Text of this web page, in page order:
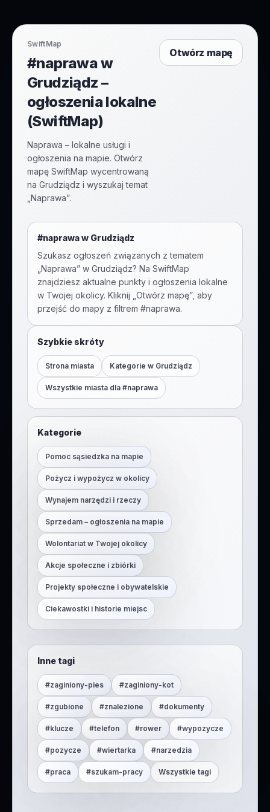
SwiftMap
#naprawa w
Grudziądz –
ogłoszenia lokalne
(SwiftMap)
Naprawa – lokalne usługi i
ogłoszenia na mapie. Otwórz
mapę SwiftMap wycentrowaną
na Grudziądz i wyszukaj temat
„Naprawa”.
Otwórz mapę
#naprawaw Grudziądz
Szukasz ogłoszeń związanych z tematem
Naprawa” w Grudziądz? Na SwiftMap
znajdziesz aktualne punkty i ogłoszenia lokalne
w Twojej okolicy. Kliknij „Otwórz mapę”, aby
przejść do mapy z filtrem #naprawa.
Szybkie skróty
Strona miasta Kategorie w Grudziądz
Wszystkie miasta dla #naprawa
Kategorie
Pomoc sąsiedzka na mapie
Pożycz i wypożycz w okolicy
Wynajem narzędzi i rzeczy
Sprzedam – ogłoszenia na mapie
Wolontariat w Twojej okolicy
Akcje społeczne i zbiórki
Projekty społeczne i obywatelskie
Ciekawostki i historie miejsc
Inne tagi
#zaginiony-pies #zaginiony-kot
#zgubione #znalezione #dokumenty
#klucze #telefon #rower #wypozycze
#pozycze #wiertarka #narzedzia
#praca #szukam-pracy Wszystkie tagi